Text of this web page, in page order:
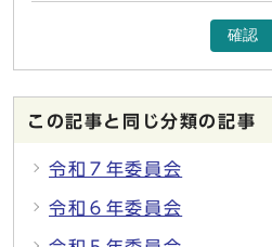
確認
この記事と同じ分類の記事
令和７年委員会
令和６年委員会